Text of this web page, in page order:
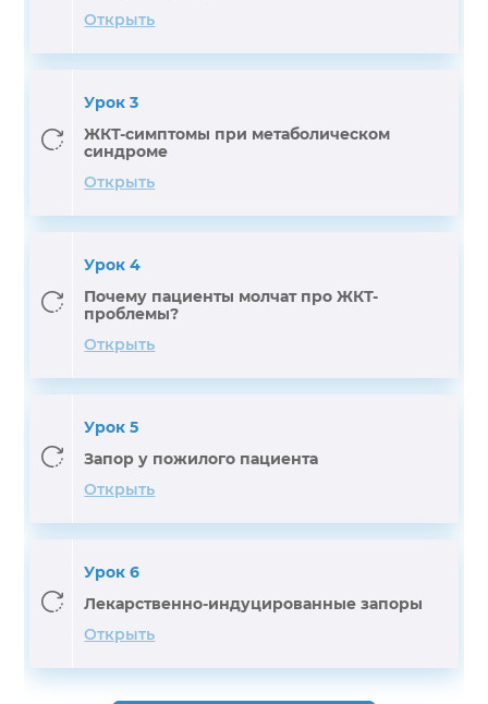
Открыть
Урок 3
ЖКТ-симптомы при метаболическом
синдроме
Открыть
Урок 4
Почему пациенты молчат про ЖКТ-
проблемы?
Открыть
Урок 5
Запор у пожилого пациента
Открыть
Урок 6
Лекарственно-индуцированные запоры
Открыть